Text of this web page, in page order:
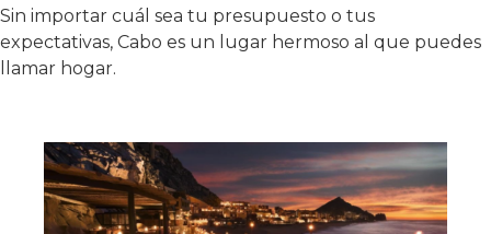
Sin importar cuál sea tu presupuesto o tus
expectativas, Cabo es un lugar hermoso al que puedes
llamar hogar.